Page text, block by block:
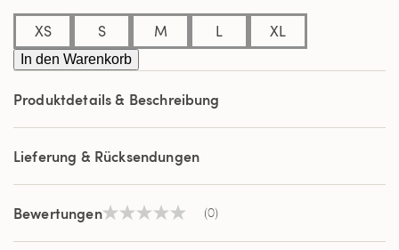
XS S M L XL
In den Warenkorb
Produktdetails & Beschreibung
Lieferung & Rücksendungen
BewertungenKein (0)